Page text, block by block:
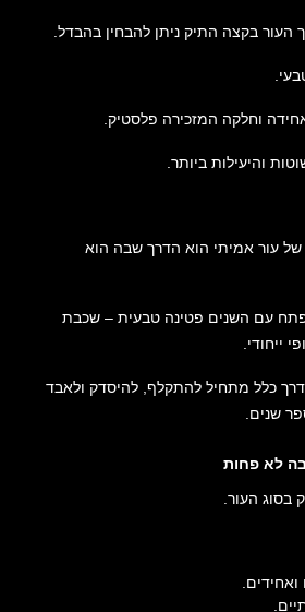
בקצה התיק ניתן להבחין בהבדל.
וחלקה המזכירה פלסטיק.
והיעילות ביותר.
של עור אמיתי הוא הדרך שבה הוא
עם השנים פטינה טבעית – שכבת
ייחודי.
כלל מתחיל להתקלף, להיסדק ולאבד
שנים.
בסוג העור.